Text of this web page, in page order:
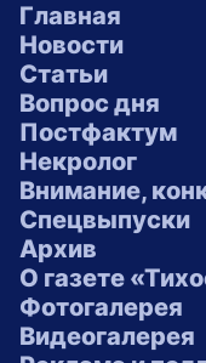
Главная
Новости
Статьи
Вопрос дня
Постфактум
Некролог
Внимание,
Спецвыпуски
Архив
О газете
Фотогалерея
Видеогалерея